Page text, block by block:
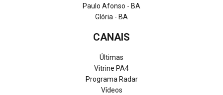
Paulo Afonso - BA
Glória - BA
CANAIS
Últimas
Vitrine PA4
Programa Radar
Vídeos